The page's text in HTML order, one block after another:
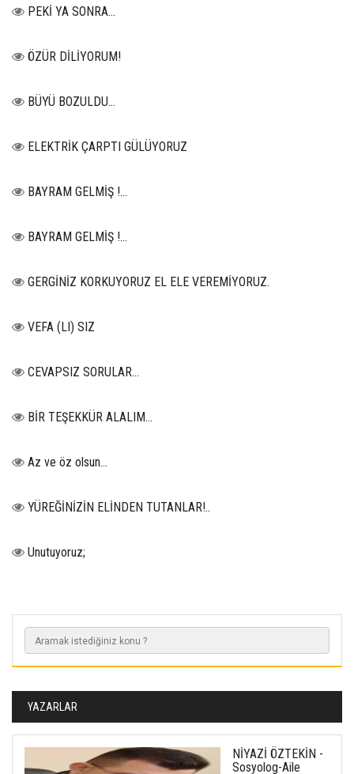
PEKİ YA SONRA…
ÖZÜR DİLİYORUM!
BÜYÜ BOZULDU…
ELEKTRİK ÇARPTI GÜLÜYORUZ
BAYRAM GELMİŞ !...
BAYRAM GELMİŞ !...
GERGİNİZ KORKUYORUZ EL ELE VEREMİYORUZ.
VEFA (LI) SIZ
CEVAPSIZ SORULAR…
BİR TEŞEKKÜR ALALIM...
Az ve öz olsun…
YÜREĞİNİZİN ELİNDEN TUTANLAR!..
Unutuyoruz;
YAZARLAR
NİYAZİ ÖZTEKİN -
Sosyolog-Aile